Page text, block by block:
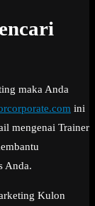
maka Anda
ini
mengenai Trainer
Anda.
Kulon